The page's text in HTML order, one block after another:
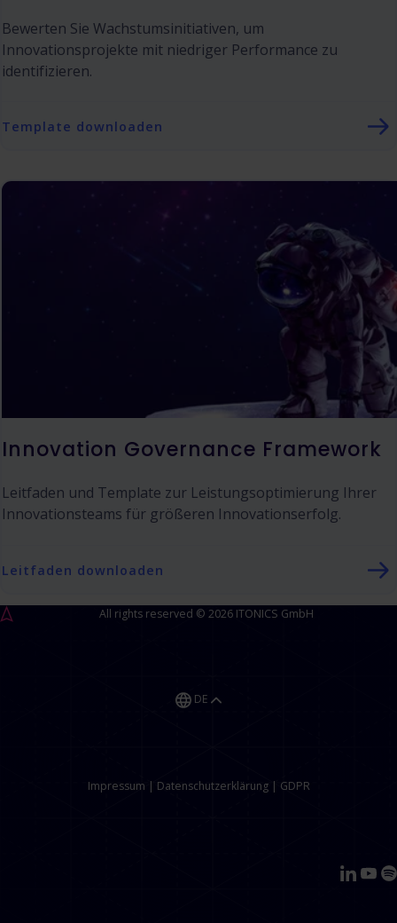
Bewerten Sie Wachstumsinitiativen, um
Innovationsprojekte mit niedriger Performance zu
identifizieren.
Template downloaden
Innovation Governance Framework
Leitfaden und Template zur Leistungsoptimierung Ihrer
Innovationsteams für größeren Innovationserfolg.
Leitfaden downloaden
All rights reserved © 2026 ITONICS GmbH
DE
Impressum | Datenschutzerklärung| GDPR